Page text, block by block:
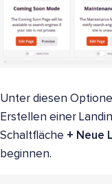
Unter diesen
Erstellen einer
Schaltfläche + Neue
beginnen.